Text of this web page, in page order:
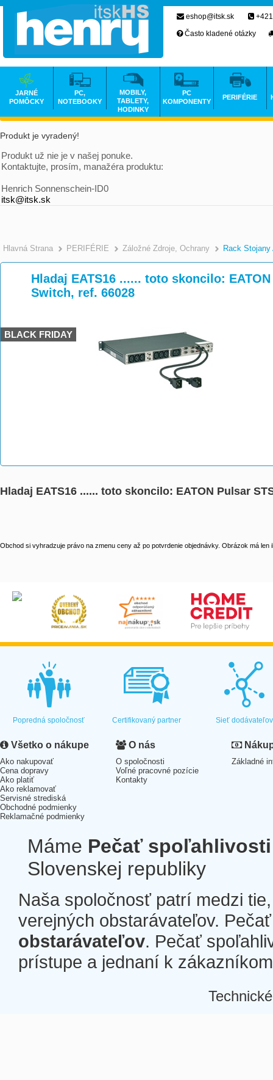
Produkt je vyradený!
Produkt už nie je v našej ponuke.
Kontaktujte, prosím, manažéra produktu:
Henrich Sonnenschein-ID0
itsk@itsk.sk
Hlavná Strana >
PERIFÉRIE >
Záložné Zdroje, Ochrany Rack
Hladaj EATS16 ...... toto skoncilo:
Switch, ref. 66028
BLACK FRIDAY
Hladaj EATS16 ...... toto skoncilo: EATON Pulsar
Obchod si vyhradzuje právo na zmenu ceny až po potvrdenie objednávky. Obrázok má len
eshop@itsk.sk
Často kladené otázky
JARNÉ
POMÔCKY
PC,
NOTEBOOKY
MOBILY,
TABLETY,
HODINKY
PC
KOMPONENTY
PERIFÉRIE
Popredná spoločnosť Certifikovaný partner Sieť dodávateľov
Všetko o nákupe
Ako nakupovať
Cena dopravy
Ako platiť
Ako reklamovať
Servisné strediská
Obchodné podmienky
Reklamačné podmienky
O nás
O spoločnosti
Voľné pracovné pozície
Kontakty
Základné
Máme Pečať spoľahlivosti
Slovenskej republiky
Naša spoločnosť patrí medzi
verejných obstarávateľov.
obstarávateľov. Pečať
prístupe a jednaní k